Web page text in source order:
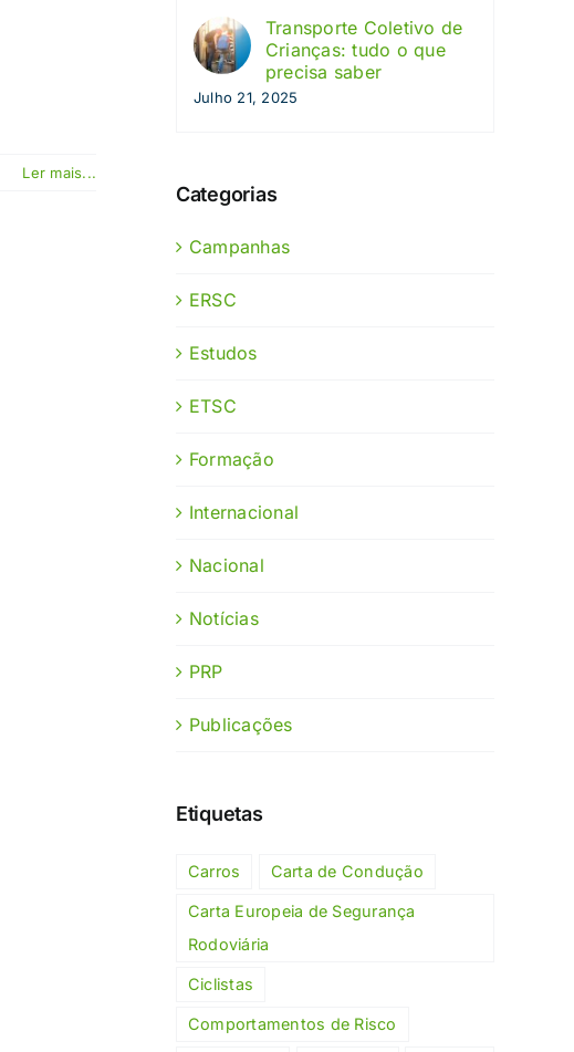
Ler mais...
Transporte Coletivo de
Crianças: tudo o que
precisa saber
Julho 21, 2025
Categorias
Campanhas
ERSC
Estudos
ETSC
Formação
Internacional
Nacional
Notícias
PRP
Publicações
Etiquetas
Carros Carta de Condução
Carta Europeia de Segurança
Rodoviária
Ciclistas
Comportamentos de Risco